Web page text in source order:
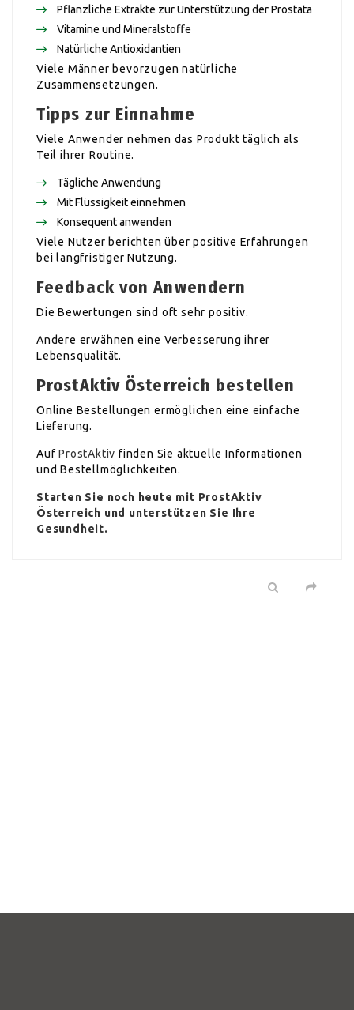
Pflanzliche Extrakte zur Unterstützung der Prostata
Vitamine und Mineralstoffe
Natürliche Antioxidantien
Viele Männer bevorzugen natürliche
Zusammensetzungen.
Tipps zur Einnahme
Viele Anwender nehmen das Produkt täglich als
Teil ihrer Routine.
Tägliche Anwendung
Mit Flüssigkeit einnehmen
Konsequent anwenden
Viele Nutzer berichten über positive Erfahrungen
bei langfristiger Nutzung.
Feedback von Anwendern
Die Bewertungen sind oft sehr positiv.
Andere erwähnen eine Verbesserung ihrer
Lebensqualität.
ProstAktiv Österreich bestellen
Online Bestellungen ermöglichen eine einfache
Lieferung.
AufProstAktiv finden Sie aktuelle Informationen
und Bestellmöglichkeiten.
Starten Sie noch heute mit ProstAktiv
Österreich und unterstützen Sie Ihre
Gesundheit.